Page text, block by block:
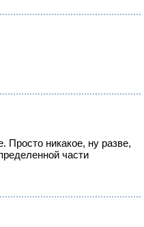
Просто никакое, ну разве,
части